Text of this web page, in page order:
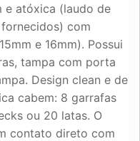
e atóxica (laudo de
com
e 16mm). Possui
tampa com porta
Design clean e de
cabem: 8 garrafas
ou 20 latas. O
contato direto com